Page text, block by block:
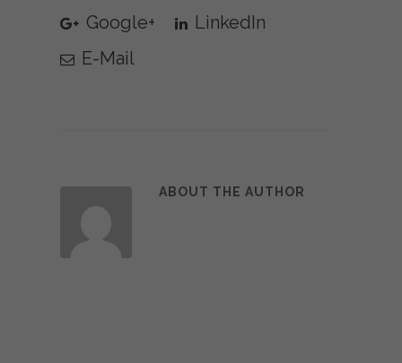
Google+
LinkedIn
E-Mail
ABOUT THE AUTHOR